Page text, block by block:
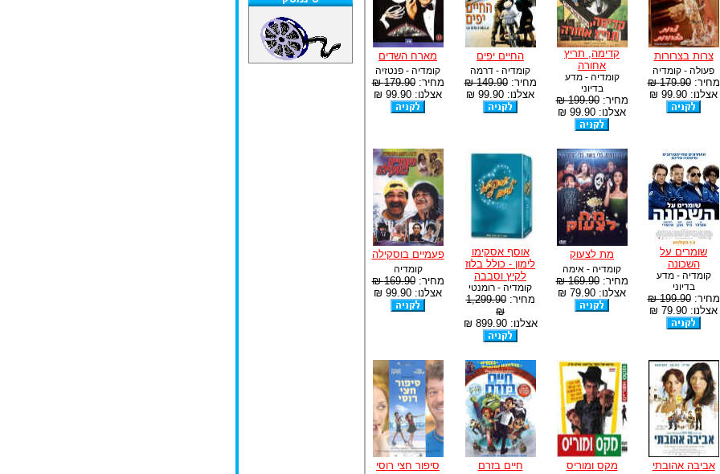
צרות בצרורות
פעולה - קומדיה
מחיר:179.90 ₪
אצלנו: 99.90 ₪
קדימה, תריץ
אחורה
קומדיה - מדע
בדיוני
מחיר:199.90 ₪
אצלנו: 99.90 ₪
החיים יפים
קומדיה - דרמה
מחיר:149.90 ₪
אצלנו: 99.90 ₪
מארח השדים
קומדיה - פנטזיה
מחיר:179.90 ₪
אצלנו: 99.90 ₪
שומרים על
השכונה
קומדיה - מדע
בדיוני
מחיר:199.90 ₪
אצלנו: 79.90 ₪
מת לצעוק
קומדיה - אימה
מחיר:169.90 ₪
אצלנו: 79.90 ₪
אוסף אסקימו
לימון - כולל בלוז
לקיץ וסבבה
קומדיה - רומנטי
מחיר:1,299.90
₪
אצלנו: 899.90 ₪
פעמיים בוסקילה
קומדיה
מחיר:169.90 ₪
אצלנו: 99.90 ₪
אביבה אהובתי מקס ומוריס חיים בזרם סיפור חצי רוסי